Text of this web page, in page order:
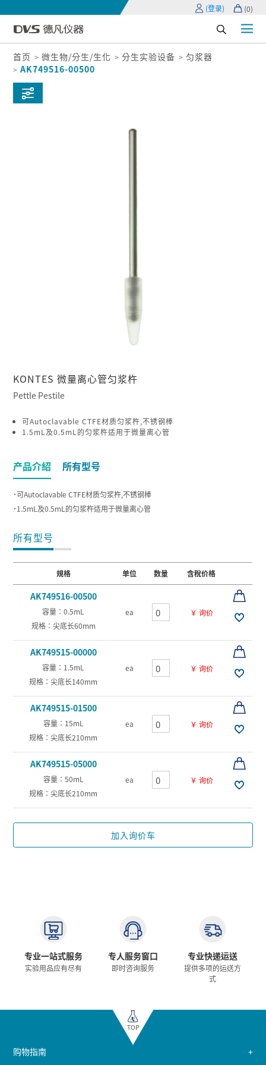
(登录) (0)
首页 微生物/分生/生化 分生实验设备
匀浆器
AK749516-00500
KONTES 微量离心管匀浆杵
Pettle Pestile
可Autoclavable CTFE材质匀浆杵,不锈钢棒
1.5mL及0.5mL的匀浆杵适用于微量离心管
产品介紹 所有型号
˙可Autoclavable CTFE材质匀浆杵,不锈钢棒
˙1.5mL及0.5mL的匀浆杵适用于微量离心管
所有型号
規格 单位 数量 含稅价格
AK749516-00500
容量：0.5mL
规格：尖底长60mm
ea ￥ 询价
AK749515-00000
容量：1.5mL
规格：尖底长140mm
ea ￥ 询价
AK749515-01500
容量：15mL
规格：尖底长210mm
ea ￥ 询价
AK749515-05000
容量：50mL
规格：尖底长210mm
ea ￥ 询价
加入询价车
专业一站式服务
实验用品应有尽有
专人服务窗口
即时咨询服务
专业快递运送
提供多项的运送方
式
TOP
购物指南